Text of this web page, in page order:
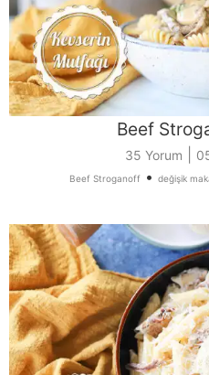
Beef
35 Yorum
Beef Stroganoff • değişik